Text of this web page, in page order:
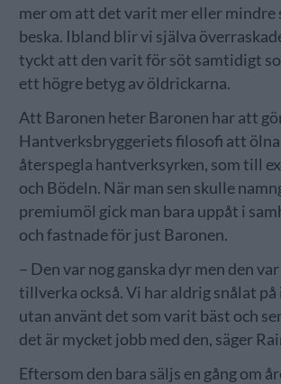
mer om att det varit mer eller mindre
beska. Ibland blir vi själva
tyckt att den varit för söt samtidigt
ett högre betyg av öldrickarna.
Att Baronen heter Baronen har att
Hantverksbryggeriets filosofi att
återspegla hantverksyrken, som till
och Bödeln. När man sen skulle
premiumöl gick man bara uppåt i
och fastnade för just Baronen.
– Den var nog ganska dyr men den
tillverka också. Vi har aldrig snålat
utan använt det som varit bäst och
det är mycket jobb med den, säger
Eftersom den bara säljs en gång om